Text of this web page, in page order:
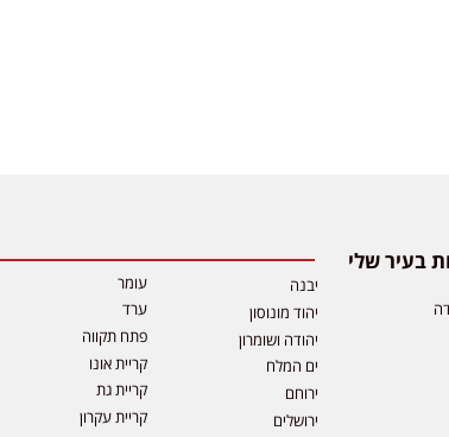
בעיר שלי
יבנה
יהוד מונוסון
יהודה ושומרון
ים המלח
ירוחם
ירושלים
עומר
ערד
פתח תקווה
קריית אונו
קריית גת
קריית עקרון